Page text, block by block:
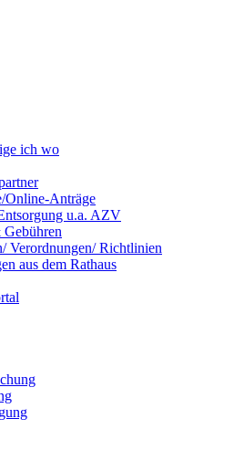
ich wo
Online-Anträge
u.a. AZV
Gebühren
Verordnungen/ Richtlinien
aus dem Rathaus